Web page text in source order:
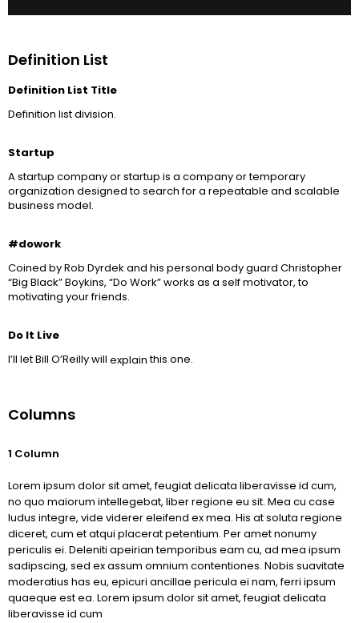
Definition List
Definition List Title
Definition list division.
Startup
A startup company or startup is a company or temporary
organization designed to search for a repeatable and scalable
business model.
#dowork
Coined by Rob Dyrdek and his personal body guard Christopher
“Big Black” Boykins, “Do Work” works as a self motivator, to
motivating your friends.
Do It Live
I’ll let Bill O’Reilly will explainthis one.
Columns
1 Column
Lorem ipsum dolor sit amet, feugiat delicata liberavisse id cum,
no quo maiorum intellegebat, liber regione eu sit. Mea cu case
ludus integre, vide viderer eleifend ex mea. His at soluta regione
diceret, cum et atqui placerat petentium. Per amet nonumy
periculis ei. Deleniti apeirian temporibus eam cu, ad mea ipsum
sadipscing, sed ex assum omnium contentiones. Nobis suavitate
moderatius has eu, epicuri ancillae pericula ei nam, ferri ipsum
quaeque est ea. Lorem ipsum dolor sit amet, feugiat delicata
liberavisse id cum